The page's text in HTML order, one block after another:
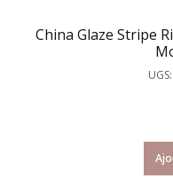
China Glaze Stripe